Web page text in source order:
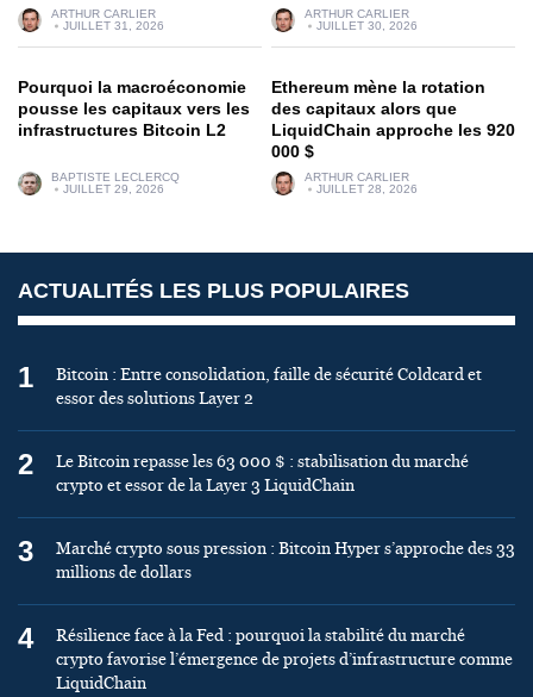
ARTHUR CARLIER
JUILLET 31, 2026
ARTHUR CARLIER
JUILLET 30, 2026
Pourquoi la macroéconomie
pousse les capitaux vers les
infrastructures Bitcoin L2
BAPTISTE LECLERCQ
JUILLET 29, 2026
Ethereum mène la rotation
des capitaux alors que
LiquidChain approche les 920
000 $
ARTHUR CARLIER
JUILLET 28, 2026
ACTUALITÉS LES PLUS POPULAIRES
1
Bitcoin : Entre consolidation, faille de sécurité Coldcard et
essor des solutions Layer 2
2
Le Bitcoin repasse les 63 000 $ : stabilisation du marché
crypto et essor de la Layer 3 LiquidChain
3
Marché crypto sous pression : Bitcoin Hyper s’approche des 33
millions de dollars
4
Résilience face à la Fed : pourquoi la stabilité du marché
crypto favorise l’émergence de projets d’infrastructure comme
LiquidChain